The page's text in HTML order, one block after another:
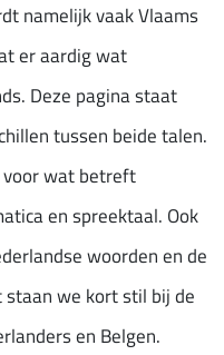
namelijk vaak Vlaams
er aardig wat
Deze pagina staat
tussen beide talen.
voor wat betreft
en spreektaal. Ook
woorden en de
we kort stil bij de
en Belgen.